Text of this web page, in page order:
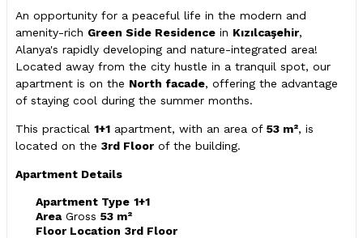
An opportunity for a peaceful life in the modern and
amenity-rich Green Side Residence in Kızılcaşehir,
Alanya's rapidly developing and nature-integrated area!
Located away from the city hustle in a tranquil spot, our
apartment is on the North facade, offering the advantage
of staying cool during the summer months.
This practical 1+1 apartment, with an area of 53 m², is
located on the 3rd Floor of the building.
Apartment Details
Apartment Type 1+1
AreaGross 53 m²
Floor Location 3rd Floor